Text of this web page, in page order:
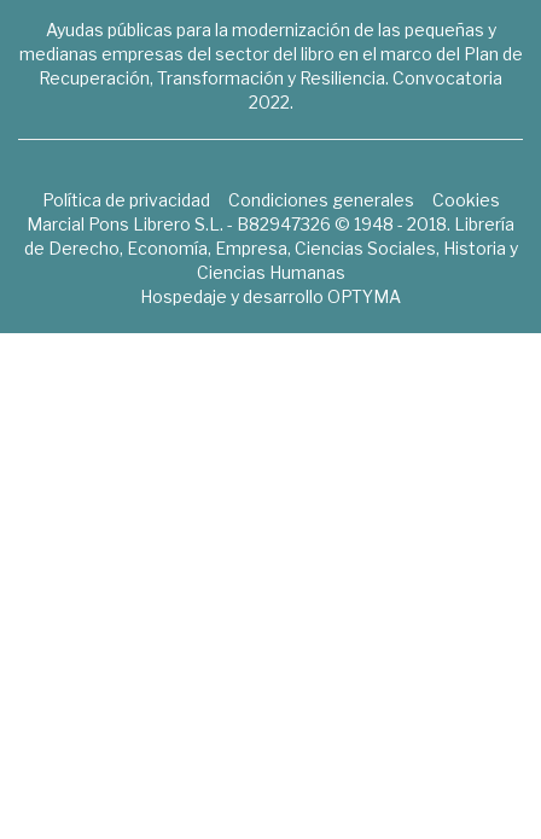
Ayudas públicas para la modernización de las pequeñas y
medianas empresas del sector del libro en el marco del Plan de
Recuperación, Transformación y Resiliencia. Convocatoria
2022.
Política de privacidad Condiciones generales
Cookies
Marcial Pons Librero S.L. - B82947326 © 1948 - 2018. Librería
de Derecho, Economía, Empresa, Ciencias Sociales, Historia y
Ciencias Humanas
Hospedaje y desarrollo OPTYMA